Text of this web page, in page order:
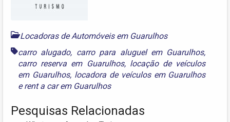
Locadoras de Automóveis em Guarulhos
carro alugado, carro para aluguel em Guarulhos,
carro reserva em Guarulhos, locação de veículos
em Guarulhos, locadora de veículos em Guarulhos
erent a car em Guarulhos
Pesquisas Relacionadas